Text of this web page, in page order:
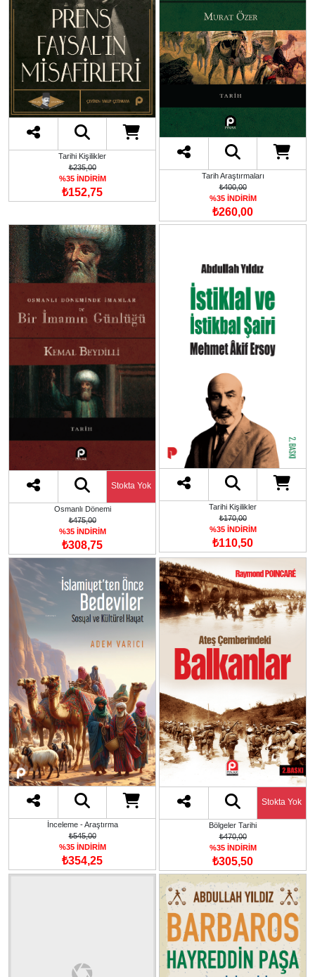
Tarihi Kişilikler
₺235,00
%35 İNDİRİM
₺152,75
Tarih Araştırmaları
₺400,00
%35 İNDİRİM
₺260,00
Stokta Yok
Osmanlı Dönemi
₺475,00
%35 İNDİRİM
₺308,75
Tarihi Kişilikler
₺170,00
%35 İNDİRİM
₺110,50
İnceleme - Araştırma
₺545,00
%35 İNDİRİM
₺354,25
Stokta Yok
Bölgeler Tarihi
₺470,00
%35 İNDİRİM
₺305,50